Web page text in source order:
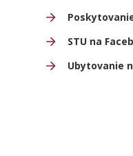
STU na
Ubytovanie